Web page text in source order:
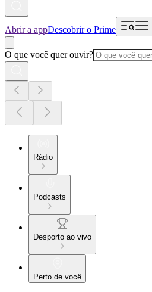
Abrir a appDescobrir o Prime
O que você quer ouvir?
Rádio
Podcasts
Desporto ao vivo
Perto de você